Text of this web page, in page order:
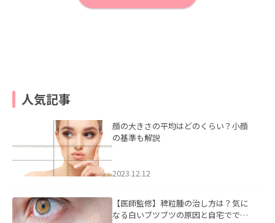
人気記事
顔の大きさの平均はどのくらい？小顔
の基準も解説
2023.12.12
【医師監修】稗粒腫の治し方は？気に
なる白いブツブツの原因と自宅ででき